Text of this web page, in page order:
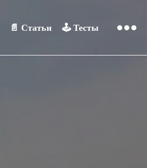
📄 Статьи 🕹️ Тесты